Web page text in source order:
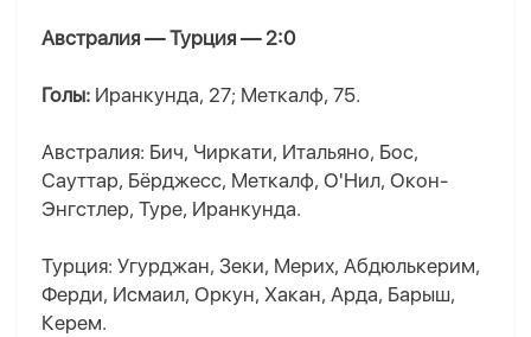
Австралия — Турция — 2:0
Голы: Иранкунда, 27; Меткалф, 75.
Австралия: Бич, Чиркати, Итальяно, Бос,
Сауттар, Бёрджесс, Меткалф, О'Нил, Окон-
Энгстлер, Туре, Иранкунда.
Турция: Угурджан, Зеки, Мерих, Абдюлькерим,
Ферди, Исмаил, Оркун, Хакан, Арда, Барыш,
Керем.